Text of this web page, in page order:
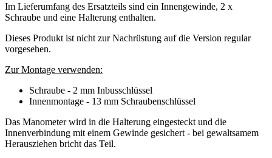
Im Lieferumfang des Ersatzteils sind ein Innengewinde, 2 x
Schraube und eine Halterung enthalten.
Dieses Produkt ist nicht zur Nachrüstung auf die Version regular
vorgesehen.
Zur Montage verwenden:
Schraube - 2 mm Inbusschlüssel
Innenmontage - 13 mm Schraubenschlüssel
Das Manometer wird in die Halterung eingesteckt und die
Innenverbindung mit einem Gewinde gesichert - bei gewaltsamem
Herausziehen bricht das Teil.